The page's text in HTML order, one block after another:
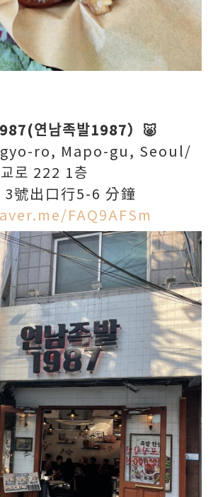
연남족발1987）🐷
ro, Mapo-gu, Seoul/
로 222 1층
3號出口行5-6 分鐘
FAQ9AFSm